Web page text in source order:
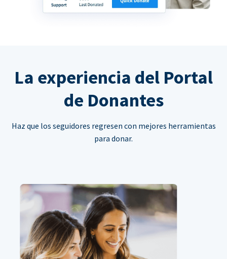
La experiencia del Portal
de Donantes
Haz que los seguidores regresen con mejores herramientas
para donar.